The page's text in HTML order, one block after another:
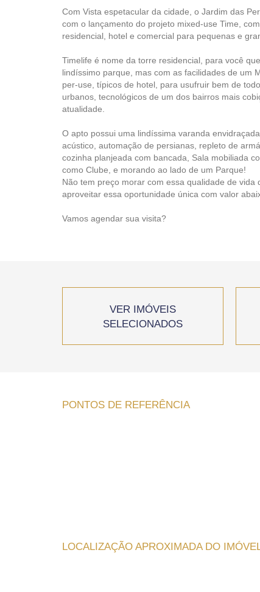
Com Vista espetacular da cidade, o Jardim das
com o lançamento do projeto mixed-use Time,
residencial, hotel e comercial para pequenas e
Timelife é nome da torre residencial, para você
lindíssimo parque, mas com as facilidades de um
per-use, típicos de hotel, para usufruir bem de
urbanos, tecnológicos de um dos bairros mais
atualidade.
O apto possui uma lindíssima varanda
acústico, automação de persianas, repleto de
cozinha planjeada com bancada, Sala mobiliada
como Clube, e morando ao lado de um Parque!
Não tem preço morar com essa qualidade de vida
aproveitar essa oportunidade única com valor
Vamos agendar sua visita?
VER IMÓVEIS
SELECIONADOS
PONTOS DE REFERÊNCIA
LOCALIZAÇÃO APROXIMADA DO